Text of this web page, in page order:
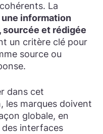
La
information
et rédigée
un critère clé pour
source ou
dans cet
les marques doivent
globale, en
interfaces